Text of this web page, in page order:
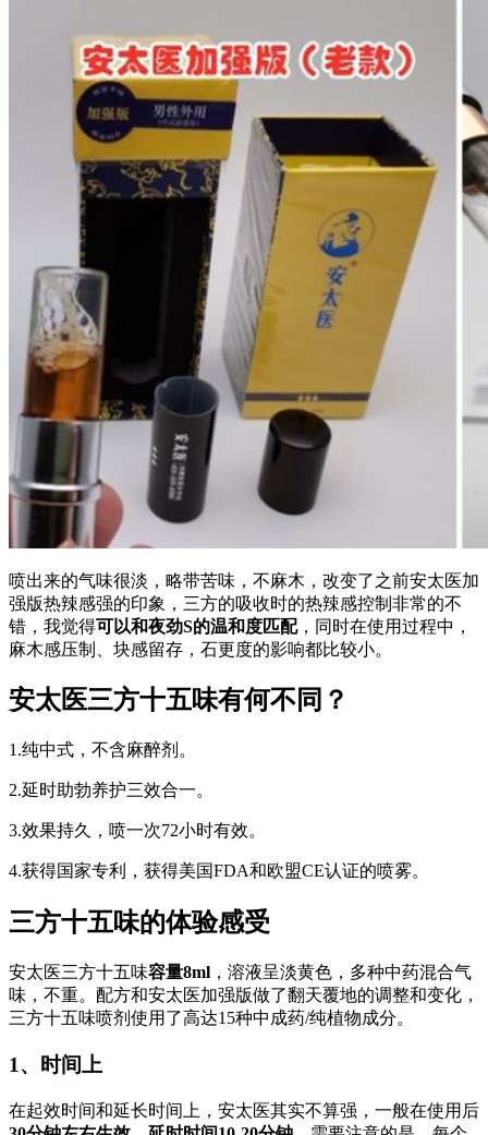
喷出来的气味很淡，略带苦味，不麻木，改变了之前安太医加
强版热辣感强的印象，三方的吸收时的热辣感控制非常的不
错，我觉得可以和夜劲S的温和度匹配，同时在使用过程中，
麻木感压制、块感留存，石更度的影响都比较小。
安太医三方十五味有何不同？
1.纯中式，不含麻醉剂。
2.延时助勃养护三效合一。
3.效果持久，喷一次72小时有效。
4.获得国家专利，获得美国FDA和欧盟CE认证的喷雾。
三方十五味的体验感受
安太医三方十五味容量8ml ，溶液呈淡黄色，多种中药混合气
味，不重。配方和安太医加强版做了翻天覆地的调整和变化，
三方十五味喷剂使用了高达15种中成药/纯植物成分。
1、时间上
在起效时间和延长时间上，安太医其实不算强，一般在使用后